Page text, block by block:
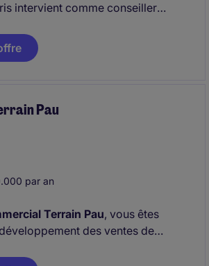
intervient comme conseiller
la gestion des leads
sur mesure.
Pau
par an
Terrain Pau, vous êtes
des ventes de